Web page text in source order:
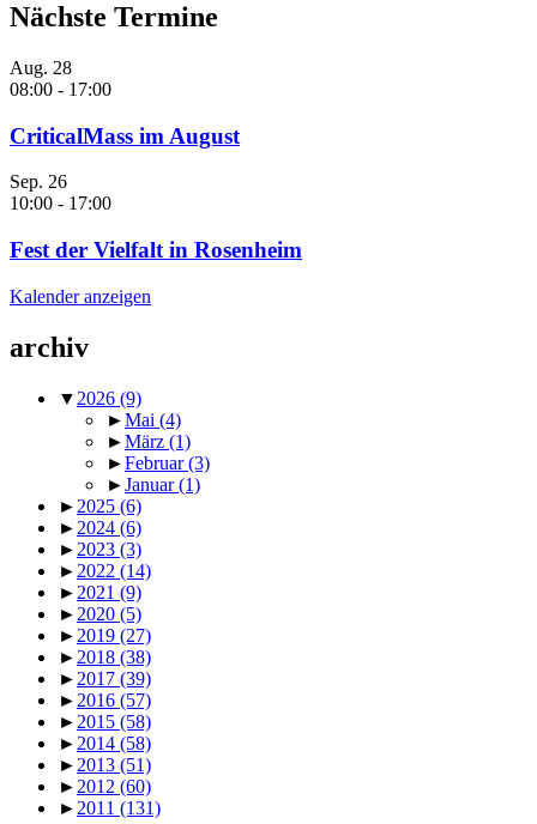
Nächste Termine
Aug. 28
08:00 - 17:00
CriticalMass im August
Sep. 26
10:00 - 17:00
Fest der Vielfalt in Rosenheim
Kalender anzeigen
archiv
▼ 2026 (9)
►Mai (4)
►März (1)
►Februar(3)
►Januar(1)
► 2025 (6)
► 2024 (6)
► 2023 (3)
► 2022 (14)
► 2021 (9)
► 2020 (5)
► 2019 (27)
► 2018 (38)
► 2017 (39)
► 2016 (57)
► 2015 (58)
► 2014 (58)
► 2013 (51)
► 2012 (60)
► 2011 (131)